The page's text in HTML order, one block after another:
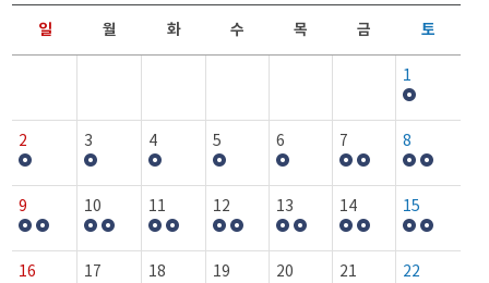
일 월 화 수 목 금 토
1
2 3 4 5 6 7 8
9 10 11 12 13 14 15
16 17 18 19 20 21 22